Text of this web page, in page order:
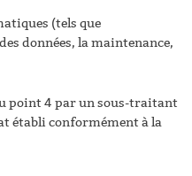
(tels que
données, la maintenance,
point 4 par un sous-traitant
établi conformément à la